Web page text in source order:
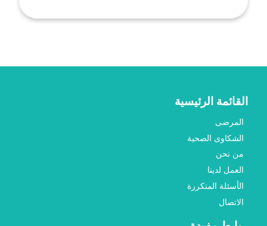
القائمة الرئيسية
المرضى
الشكاوى الصحية
من نحن
العمل لدينا
الأسئلة المتكررة
الاتصال